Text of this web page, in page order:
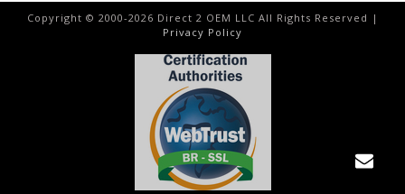
Copyright © 2000-2026 Direct 2 OEM LLC All Rights Reserved |
Privacy Policy